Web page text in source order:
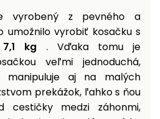
vyrobený z pevného a
umožnilo vyrobiť kosačku s
kg . Vďaka tomu je
veľmi jednoduchá,
aj na malých
prekážok, ľahko s ňou
cestičky medzi záhonmi,